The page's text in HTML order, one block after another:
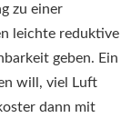
zu einer
leichte reduktive
geben. Ein
will, viel Luft
dann mit